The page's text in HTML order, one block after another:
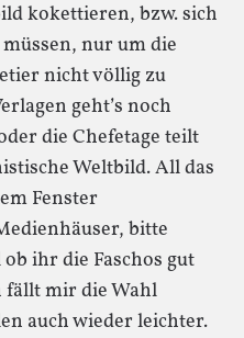
kokettieren, bzw. sich
nur um die
nicht völlig zu
geht’s noch
die Chefetage teilt
Weltbild. All das
Fenster
bitte
ihr die Faschos gut
fällt mir die Wahl
auch wieder leichter.